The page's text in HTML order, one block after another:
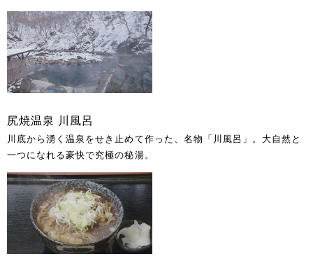
尻焼温泉 川風呂
川底から湧く温泉をせき止めて作った、名物「川風呂」。大自然と
一つになれる豪快で究極の秘湯。